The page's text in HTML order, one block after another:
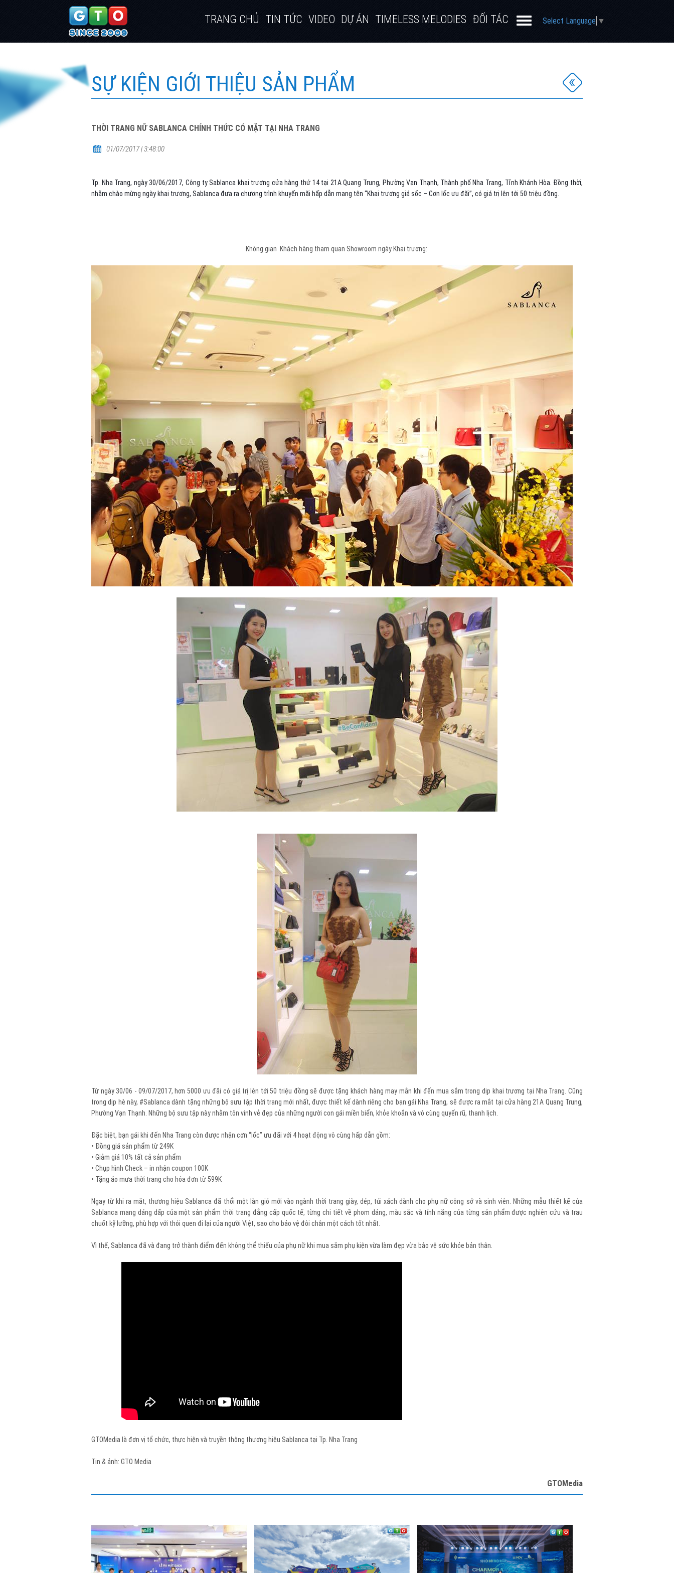
TRANG CHỦ TIN TỨC VIDEO DỰ ÁN TIMELESS MELODIES ĐỐI TÁC Select Language ▼
SỰ KIỆN GIỚI THIỆU SẢN PHẨM
THỜI TRANG NỮ SABLANCA CHÍNH THỨC CÓ MẶT TẠI NHA TRANG
01/07/2017 | 3:48:00
Tp. Nha Trang, ngày 30/06/2017, Công ty Sablanca khai trương cửa hàng thứ 14 tại 21A Quang Trung, Phường Vạn Thạnh, Thành phố Nha Trang, Tỉnh Khánh Hòa. Đồng thời,
nhằm chào mừng ngày khai trương, Sablanca đưa ra chương trình khuyến mãi hấp dẫn mang tên “Khai trương giá sốc – Cơn lốc ưu đãi”, có giá trị lên tới 50 triệu đồng.
Không gian Khách hàng tham quan Showroom ngày Khai trương:
Từ ngày 30/06 - 09/07/2017, hơn 5000 ưu đãi có giá trị lên tới 50 triệu đồng sẽ được tặng khách hàng may mắn khi đến mua sắm trong dịp khai trương tại Nha Trang. Cũng
trong dịp hè này, #Sablanca dành tặng những bộ sưu tập thời trang mới nhất, được thiết kế dành riêng cho bạn gái Nha Trang, sẽ được ra mắt tại cửa hàng 21A Quang Trung,
Phường Vạn Thạnh. Những bộ sưu tập này nhằm tôn vinh vẻ đẹp của những người con gái miền biển, khỏe khoắn và vô cùng quyến rũ, thanh lịch.
Đặc biệt, bạn gái khi đến Nha Trang còn được nhận cơn “lốc” ưu đãi với 4 hoạt động vô cùng hấp dẫn gồm:
• Đồng giá sản phẩm từ 249K
• Giảm giá 10% tất cả sản phẩm
• Chụp hình Check – in nhận coupon 100K
• Tặng áo mưa thời trang cho hóa đơn từ 599K
Ngay từ khi ra mắt, thương hiệu Sablanca đã thổi một làn gió mới vào ngành thời trang giày, dép, túi xách dành cho phụ nữ công sở và sinh viên. Những mẫu thiết kế của
Sablanca mang dáng dấp của một sản phẩm thời trang đẳng cấp quốc tế, từng chi tiết về phom dáng, màu sắc và tính năng của từng sản phẩm được nghiên cứu và trau
chuốt kỹ lưỡng, phù hợp với thói quen đi lại của người Việt, sao cho bảo vệ đôi chân một cách tốt nhất.
Vì thế, Sablanca đã và đang trở thành điểm đến không thể thiếu của phụ nữ khi mua sắm phụ kiện vừa làm đẹp vừa bảo vệ sức khỏe bản thân.
GTOMedia là đơn vị tổ chức, thực hiện và truyền thông thương hiệu Sablanca tại Tp. Nha Trang
Tin & ảnh: GTO Media
GTOMedia
LONG CHÂU - NGÀY HỘI GIA ĐÌNH
Ngày hội Gia đình - Long Châu đã diễn ra
trong hai ngày 10 và 11/1/2026 với không
LỄ RA MẮT CHARMORA CITY - DẤU ẤN ĐÔ
THỊ SPONGE CITY ĐẦU TIÊN...
Ngày 15.11.2025, GTO Media hân hạnh